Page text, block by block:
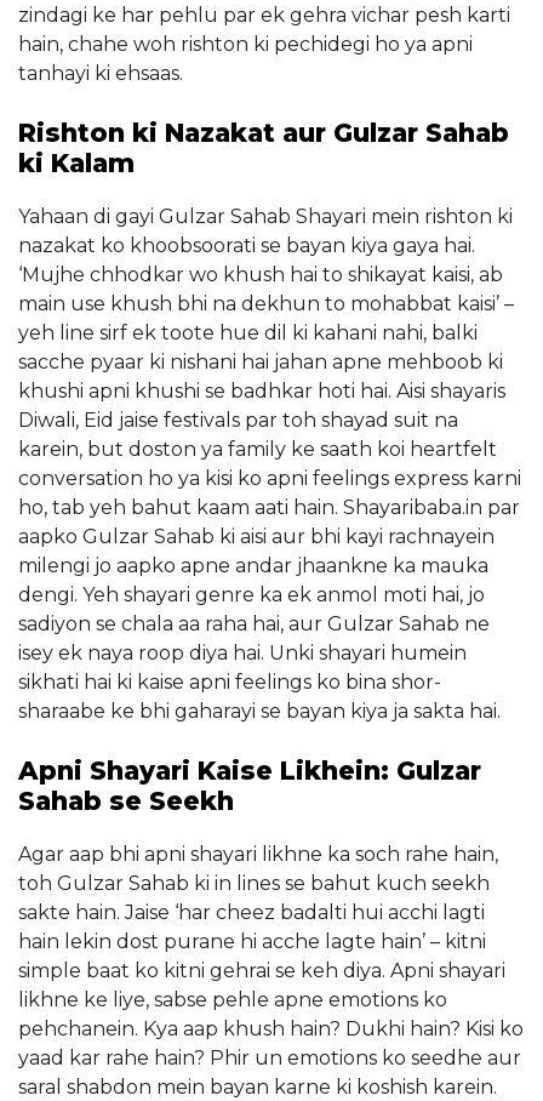
zindagi ke har pehlu par ek gehra vichar pesh karti
hain, chahe woh rishton ki pechidegi ho ya apni
tanhayi ki ehsaas.
Rishton ki Nazakat aur Gulzar Sahab
ki Kalam
Yahaan di gayi Gulzar Sahab Shayari mein rishton ki
nazakat ko khoobsoorati se bayan kiya gaya hai.
‘Mujhe chhodkar wo khush hai to shikayat kaisi, ab
main use khush bhi na dekhun to mohabbat kaisi’ –
yeh line sirf ek toote hue dil ki kahani nahi, balki
sacche pyaar ki nishani hai jahan apne mehboob ki
khushi apni khushi se badhkar hoti hai. Aisi shayaris
Diwali, Eid jaise festivals par toh shayad suit na
karein, but doston ya family ke saath koi heartfelt
conversation ho ya kisi ko apni feelings express karni
ho, tab yeh bahut kaam aati hain. Shayaribaba.in par
aapko Gulzar Sahab ki aisi aur bhi kayi rachnayein
milengi jo aapko apne andar jhaankne ka mauka
dengi. Yeh shayari genre ka ek anmol moti hai, jo
sadiyon se chala aa raha hai, aur Gulzar Sahab ne
isey ek naya roop diya hai. Unki shayari humein
sikhati hai ki kaise apni feelings ko bina shor-
sharaabe ke bhi gaharayi se bayan kiya ja sakta hai.
Apni Shayari Kaise Likhein: Gulzar
Sahab se Seekh
Agar aap bhi apni shayari likhne ka soch rahe hain,
toh Gulzar Sahab ki in lines se bahut kuch seekh
sakte hain. Jaise ‘har cheez badalti hui acchi lagti
hain lekin dost purane hi acche lagte hain’ – kitni
simple baat ko kitni gehrai se keh diya. Apni shayari
likhne ke liye, sabse pehle apne emotions ko
pehchanein. Kya aap khush hain? Dukhi hain? Kisi ko
yaad kar rahe hain? Phir un emotions ko seedhe aur
saral shabdon mein bayan karne ki koshish karein.